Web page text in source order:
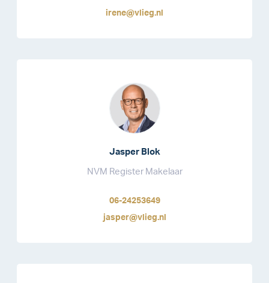
irene@vlieg.nl
Jasper Blok
NVM Register Makelaar
06-24253649
jasper@vlieg.nl